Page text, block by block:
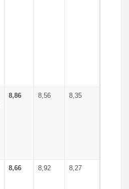
8,86 8,56 8,35
8,66 8,92 8,27